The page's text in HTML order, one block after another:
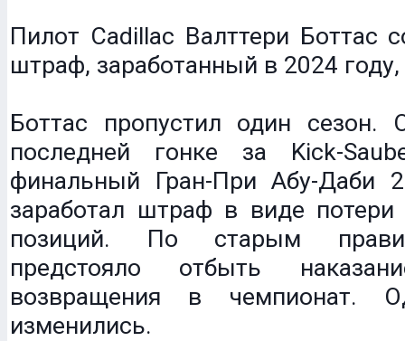
Пилот Cadillac Валттери Боттас
штраф, заработанный в 2024
Боттас пропустил один сезон.
последней гонке за Kick-
финальный Гран-При Абу-Даби
заработал штраф в виде потери
позиций. По старым
предстояло отбыть
возвращения в чемпионат.
изменились.